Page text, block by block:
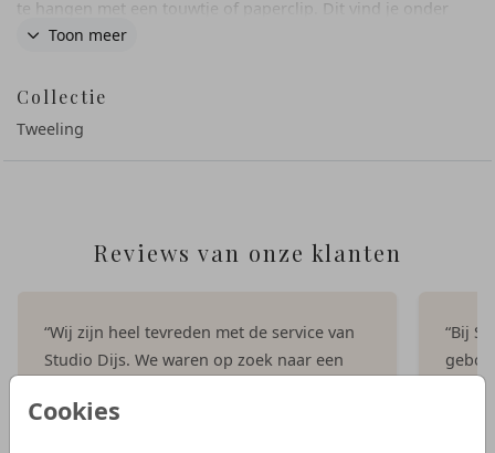
Cookies
te hangen met een touwtje of paperclip. Dit vind je onder
Extra's! Bij deze kaart adviseren we linnen papier voor het
Toon meer
Collectie
Tweeling
Reviews van onze klanten
“Wij zijn heel tevreden met de service van
Studio Dijs. We waren op zoek naar een
vonden we precies wat we zochten. Zowel
“Bij